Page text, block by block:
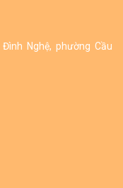
Nghệ, phường Cầu